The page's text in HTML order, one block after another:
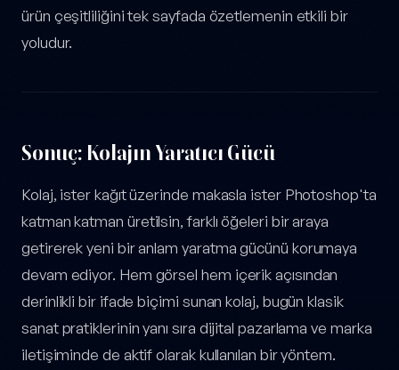
ürün çeşitliliğini tek sayfada özetlemenin etkili bir
yoludur.
Sonuç: Kolajın Yaratıcı Gücü
Kolaj, ister kağıt üzerinde makasla ister Photoshop'ta
katman katman üretilsin, farklı öğeleri bir araya
getirerek yeni bir anlam yaratma gücünü korumaya
devam ediyor. Hem görsel hem içerik açısından
derinlikli bir ifade biçimi sunan kolaj, bugün klasik
sanat pratiklerinin yanı sıra dijital pazarlama ve marka
iletişiminde de aktif olarak kullanılan bir yöntem.